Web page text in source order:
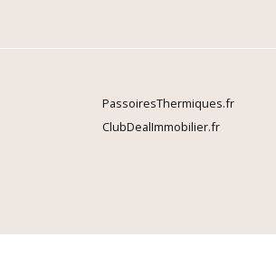
PassoiresThermiques.fr
ClubDealImmobilier.fr